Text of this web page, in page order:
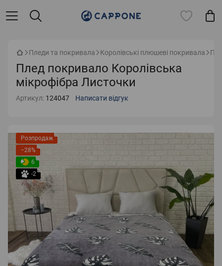
Пледи та покривала Королівські плюшеві покривала
Плед покривало Королівська
мікрофібра Листочки
Артикул: 124047 Написати відгук
Розпродаж
−28%
6
-2